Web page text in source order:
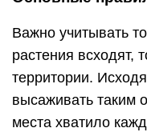
Важно учитывать
растения всходят,
территории.
высаживать таким
места хватило